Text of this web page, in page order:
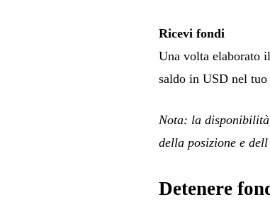
Ricevi fondi
Una volta elaborato
saldo in USD nel tuo
Nota: la
della posizione e
Detenere